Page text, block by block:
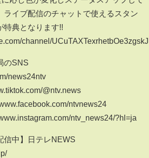
ライブ配信のチャットで使えるスタン
特典となります!!
channel/
のSNS
news24ntv
@ntv.news
ntvnews24
ntv_news24/?hl=ja
中】日テレNEWS